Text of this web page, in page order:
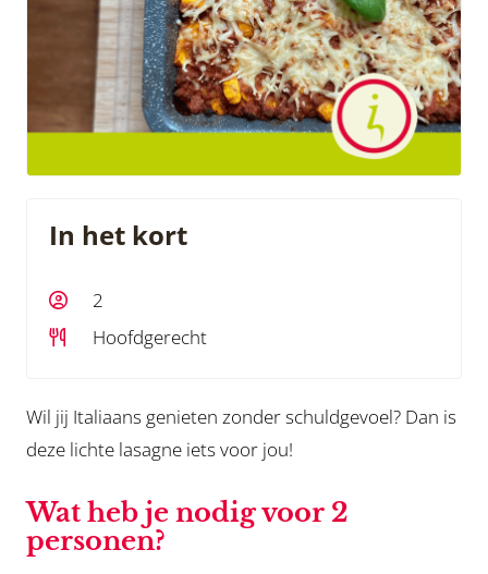
In het kort
2
Hoofdgerecht
Wil jij Italiaans genieten zonder schuldgevoel? Dan is
deze lichte lasagne iets voor jou!
Wat heb je nodig voor 2
personen?